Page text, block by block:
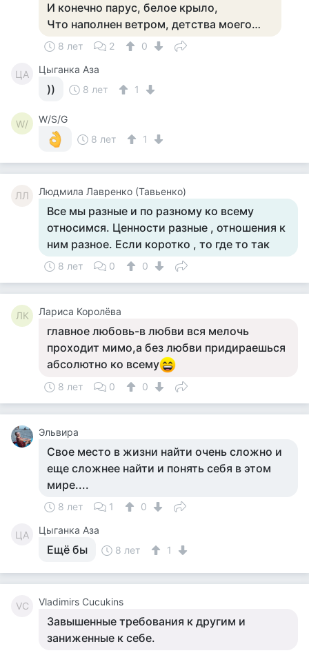
И конечно парус, белое крыло,
Что наполнен ветром, детства моего…
8 лет 2 0
ЦА Цыганка Аза
)) 8 лет 1
W/
W/S/G
8 лет
1
ЛЛ Людмила Лавренко (Тавьенко)
Все мы разные и по разному ко всему
относимся. Ценности разные , отношения к
ним разное. Если коротко , то где то так
8 лет 0 0
ЛК Лариса Королёва
главное любовь-в любви вся мелочь
проходит мимо,а без любви придираешься
абсолютно ко всему
8 лет 0 0
Эльвира
Свое место в жизни найти очень сложно и
еще сложнее найти и понять себя в этом
мире....
8 лет 1 0
ЦА Цыганка Аза
Ещё бы 8 лет 1
VC Vladimirs Cucukins
Завышенные требования к другим и
заниженные к себе.